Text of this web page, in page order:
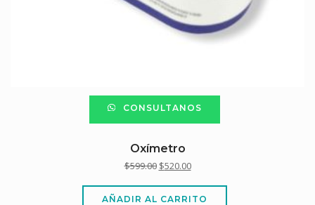
CONSULTANOS
Oxímetro
$599.00 $520.00
AÑADIR AL CARRITO